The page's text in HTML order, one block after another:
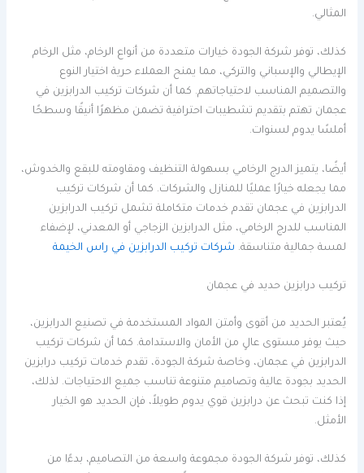
المثالي.
كذلك، توفر شركة الجودة خيارات متعددة من أنواع الرخام، مثل الرخام
الإيطالي والإسباني والتركي، مما يمنح العملاء حرية اختيار النوع
والتصميم المناسب لاحتياجاتهم. كما أن شركات تركيب الدرابزين في
عجمان تهتم بتقديم تشطيبات احترافية تضمن مظهرًا أنيقًا وسطحًا
أملسًا يدوم لسنوات.
أيضًا، يتميز الدرج الرخامي بسهولة التنظيف ومقاومته للبقع والخدوش،
مما يجعله خيارًا عمليًا للمنازل والشركات. كما أن شركات تركيب
الدرابزين في عجمان تقدم خدمات متكاملة تشمل تركيب الدرابزين
المناسب للدرج الرخامي، مثل الدرابزين الزجاجي أو المعدني، لإضفاء
لمسة جمالية متناسقة. شركات تركيب الدرابزين في راس الخيمة
تركيب درابزين حديد في عجمان
يُعتبر الحديد من أقوى وأمتن المواد المستخدمة في تصنيع الدرابزين،
حيث يوفر مستوى عالٍ من الأمان والاستدامة. كما أن شركات تركيب
الدرابزين في عجمان، وخاصة شركة الجودة، تقدم خدمات تركيب درابزين
الحديد بجودة عالية وتصاميم متنوعة تناسب جميع الاحتياجات. لذلك،
إذا كنت تبحث عن درابزين قوي يدوم طويلاً، فإن الحديد هو الخيار
الأمثل.
كذلك، توفر شركة الجودة مجموعة واسعة من التصاميم، بدءًا من